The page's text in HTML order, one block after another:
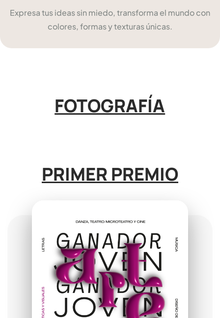
Expresa tus ideas sin miedo, transforma el mundo con
colores, formas y texturas únicas.
FOTOGRAFÍA
PRIMER PREMIO